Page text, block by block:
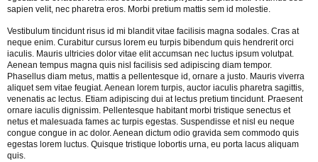
sapien velit, nec pharetra eros. Morbi pretium mattis sem id molestie.
Vestibulum tincidunt risus id mi blandit vitae facilisis magna sodales. Cras at
neque enim. Curabitur cursus lorem eu turpis bibendum quis hendrerit orci
iaculis. Mauris ultricies dolor vitae elit accumsan nec luctus ipsum volutpat.
Aenean tempus magna quis nisl facilisis sed adipiscing diam tempor.
Phasellus diam metus, mattis a pellentesque id, ornare a justo. Mauris viverra
aliquet sem vitae feugiat. Aenean lorem turpis, auctor iaculis pharetra sagittis,
venenatis ac lectus. Etiam adipiscing dui at lectus pretium tincidunt. Praesent
ornare iaculis dignissim. Pellentesque habitant morbi tristique senectus et
netus et malesuada fames ac turpis egestas. Suspendisse et nisl eu neque
congue congue in ac dolor. Aenean dictum odio gravida sem commodo quis
egestas lorem luctus. Quisque tristique lobortis urna, eu porta lacus aliquam
quis.